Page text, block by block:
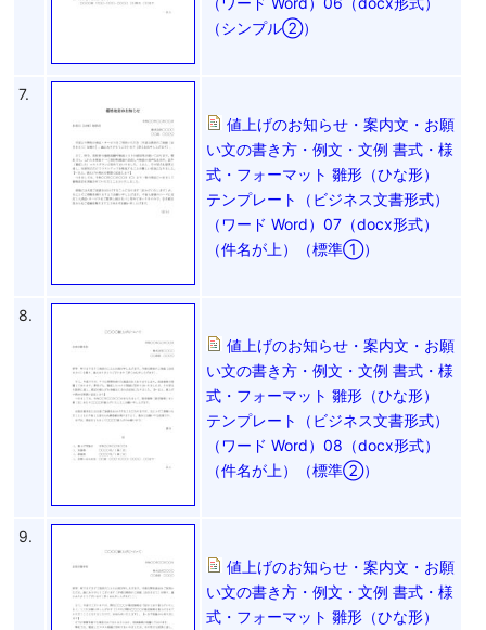
（シンプル②）
7.
値上げのお知らせ・案内文・お願
い文の書き方・例文・文例 書式・様
式・フォーマット 雛形（ひな形）
テンプレート（ビジネス文書形式）
（ワード Word）07（docx形式）
（件名が上）（標準①）
8.
値上げのお知らせ・案内文・お願
い文の書き方・例文・文例 書式・様
式・フォーマット 雛形（ひな形）
テンプレート（ビジネス文書形式）
（ワード Word）08（docx形式）
（件名が上）（標準②）
9.
値上げのお知らせ・案内文・お願
い文の書き方・例文・文例 書式・様
式・フォーマット 雛形（ひな形）